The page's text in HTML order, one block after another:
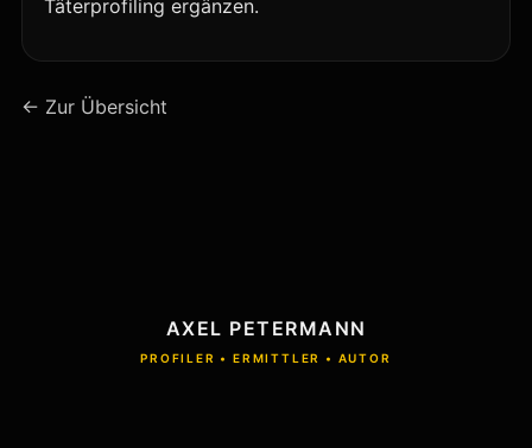
Täterprofiling ergänzen.
← Zur Übersicht
AXEL PETERMANN
PROFILER • ERMITTLER • AUTOR